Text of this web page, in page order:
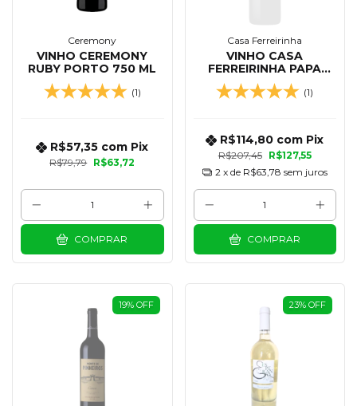
Ceremony
VINHO CEREMONY
RUBY PORTO 750 ML
(1)
R$79,79 R$63,72
R$57,35 com Pix
COMPRAR
Casa Ferreirinha
VINHO CASA
FERREIRINHA PAPA
FIGOS TINTO DOURO
750 ML
(1)
R$207,45 R$127,55
R$114,80 com Pix
2 x de R$63,78 sem juros
COMPRAR
19% OFF 23% OFF